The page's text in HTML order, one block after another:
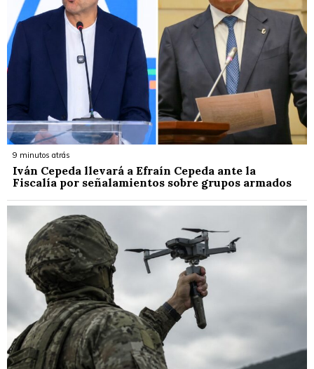
9 minutos atrás
Iván Cepeda llevará a Efraín Cepeda ante la
Fiscalía por señalamientos sobre grupos armados